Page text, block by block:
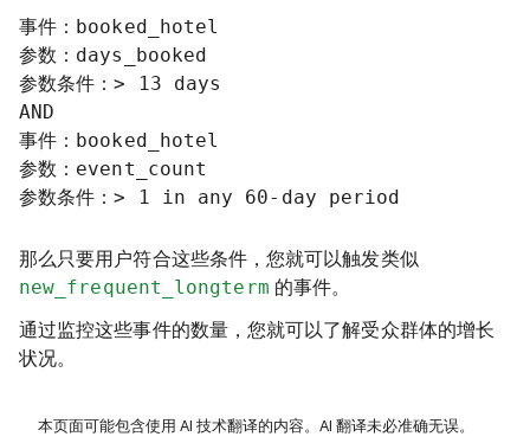
事件：booked_hotel
参数：days_booked
参数条件：> 13 days
AND
事件：booked_hotel
参数：event_count
参数条件：> 1 in any 60-day period
那么只要用户符合这些条件，您就可以触发类似
new_frequent_longterm 的事件。
通过监控这些事件的数量，您就可以了解受众群体的增长
状况。
本页面可能包含使用 AI 技术翻译的内容。AI 翻译未必准确无误。